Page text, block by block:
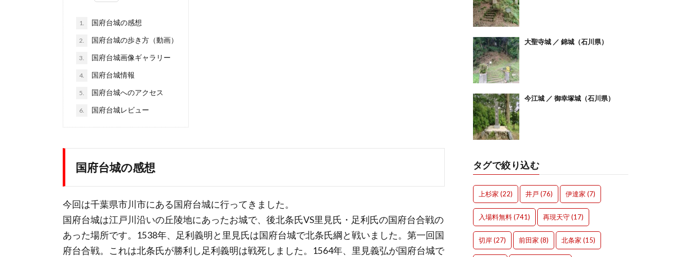
1. 国府台城の感想
2. 国府台城の歩き方（動画）
3. 国府台城画像ギャラリー
4. 国府台城情報
5. 国府台城へのアクセス
6. 国府台城レビュー
国府台城の感想
今回は千葉県市川市にある国府台城に行ってきました。
国府台城は江戸川沿いの丘陵地にあったお城で、後北条氏VS里見氏・足利氏の国府台合戦の
あった場所です。1538年、足利義明と里見氏は国府台城で北条氏綱と戦いました。第一回国
府台合戦。これは北条氏が勝利し足利義明は戦死しました。1564年、里見義弘が国府台城で
大聖寺城 ／ 錦城（石川県）
今江城 ／ 御幸塚城（石川県）
タグで絞り込む
上杉家 (22) 井戸 (76) 伊達家 (7)
入場料無料(741) 再現天守(17)
切岸(27) 前田家 (8) 北条家 (15)